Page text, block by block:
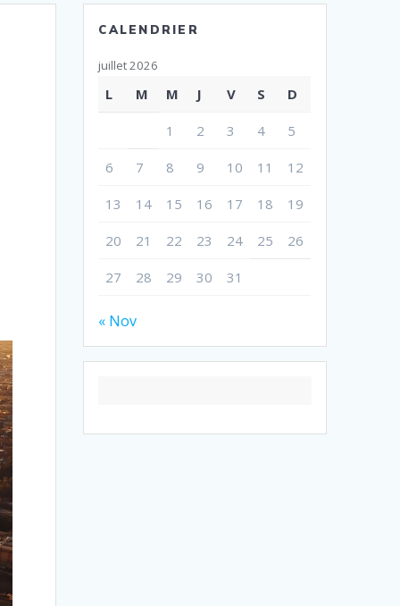
CALENDRIER
juillet 2026
L M M J V S D
1 2 3 4 5
6 7 8 9 10 11 12
13 14 15 16 17 18 19
20 21 22 23 24 25 26
27 28 29 30 31
« Nov